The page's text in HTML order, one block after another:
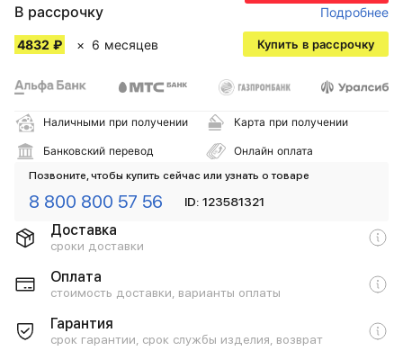
В рассрочку Подробнее
4832 ₽ 6 месяцев Купить в рассрочку
Наличными при получении Карта при получении
Банковский перевод Онлайн оплата
Позвоните, чтобы купить сейчас или узнать о товаре
8 800 800 57 56 ID: 123581321
Доставка
сроки доставки
Оплата
стоимость доставки, варианты оплаты
Гарантия
срок гарантии, срок службы изделия, возврат